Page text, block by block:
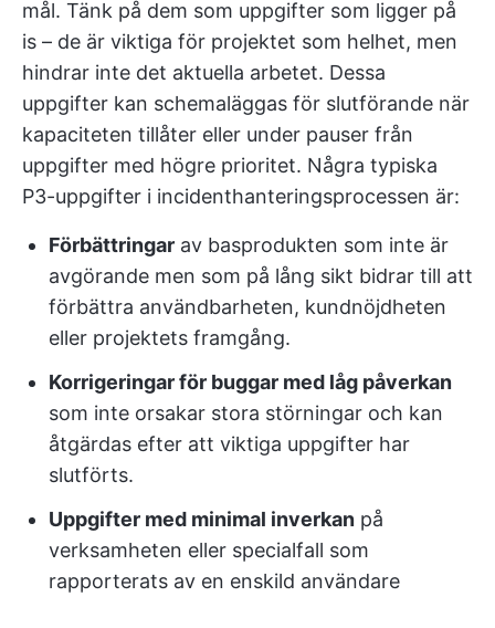
mål. Tänk på dem som uppgifter som ligger på
is – de är viktiga för projektet som helhet, men
hindrar inte det aktuella arbetet. Dessa
uppgifter kan schemaläggas för slutförande när
kapaciteten tillåter eller under pauser från
uppgifter med högre prioritet. Några typiska
P3-uppgifter i incidenthanteringsprocessen är:
Förbättringar av basprodukten som inte är
avgörande men som på lång sikt bidrar till att
förbättra användbarheten, kundnöjdheten
eller projektets framgång.
Korrigeringar för buggar med låg påverkan
som inte orsakar stora störningar och kan
åtgärdas efter att viktiga uppgifter har
slutförts.
Uppgifter med minimal inverkan på
verksamheten eller specialfall som
rapporterats av en enskild användare